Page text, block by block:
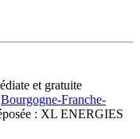
et gratuite
Bourgogne-Franche-
: XL ENERGIES